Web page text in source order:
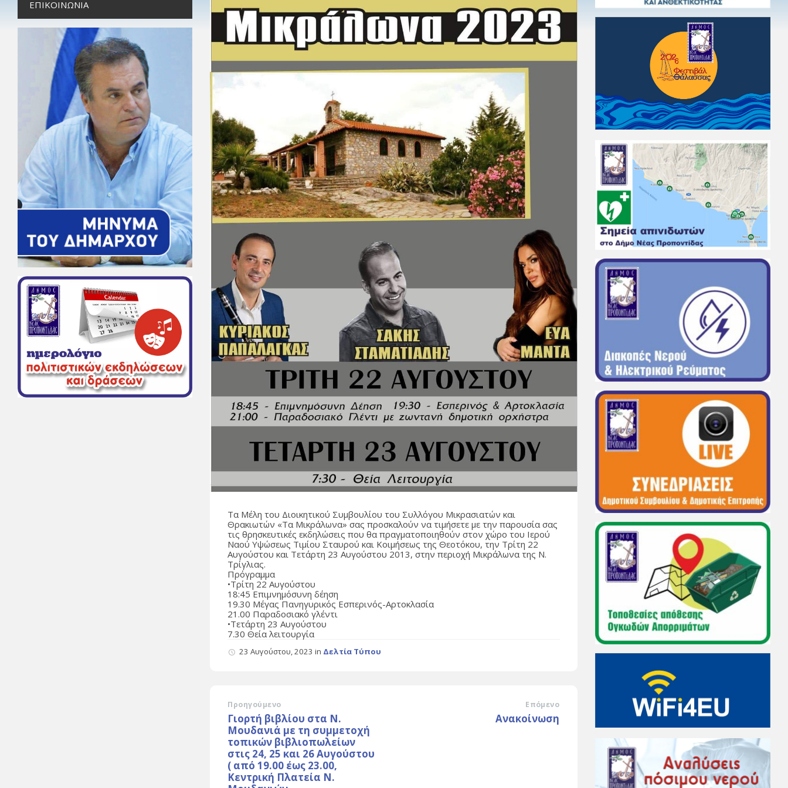
Τα Μέλη του Διοικητικού Συμβουλίου του Συλλόγου Μικρασιατών και
Θρακιωτών «Τα Μικράλωνα» σας προσκαλούν να τιμήσετε με την παρουσία σας
τις θρησκευτικές εκδηλώσεις που θα πραγματοποιηθούν στον χώρο του Ιερού
Ναού Υψώσεως Τιμίου Σταυρού και Κοιμήσεως της Θεοτόκου, την Τρίτη 22
Αυγούστου και Τετάρτη 23 Αυγούστου 2013, στην περιοχή Μικράλωνα της Ν.
Τρίγλιας.
Πρόγραμμα
•Τρίτη 22 Αυγούστου
18:45 Επιμνημόσυνη δέηση
19.30 Μέγας Πανηγυρικός Εσπερινός-Αρτοκλασία
21.00 Παραδοσιακό γλέντι
•Τετάρτη 23 Αυγούστου
7.30 Θεία λειτουργία
23 Αυγούστου, 2023in Δελτία Τύπου
Προηγούμενο
Γιορτή βιβλίου στα Ν.
Μουδανιά με τη συμμετοχή
τοπικών βιβλιοπωλείων
στις 24, 25 και 26 Αυγούστου
( από 19.00 έως 23.00,
Κεντρική Πλατεία Ν.
Επόμενο
Ανακοίνωση
ΕΠΙΚΟΙΝΩΝΊΑ